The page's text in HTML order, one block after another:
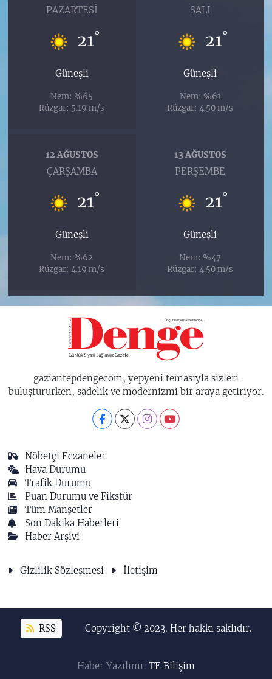
PAZARTESI
21°
Güneşli
Nem: %65
Rüzgar: 5.19 m/s
SALI
21°
Güneşli
Nem: %61
Rüzgar: 4.50 m/s
12 AĞUSTOS
ÇARŞAMBA
21°
Güneşli
Nem: %62
Rüzgar: 4.19 m/s
13 AĞUSTOS
PERŞEMBE
21°
Güneşli
Nem: %47
Rüzgar: 4.50 m/s
gaziantepdengecom, yepyeni temasıyla sizleri
buluştururken, sadelik ve modernizmi bir araya getiriyor.
Nöbetçi Eczaneler
Hava Durumu
Trafik Durumu
Puan Durumu ve Fikstür
Tüm Manşetler
Son Dakika Haberleri
Haber Arşivi
Gizlilik Sözleşmesi İletişim
RSS Copyright © 2023. Her hakkı saklıdır.
Haber Yazılımı: TE Bilişim